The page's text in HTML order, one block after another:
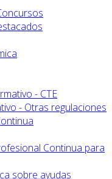
- CTE
- Otras regulaciones
Continua para
sobre ayudas